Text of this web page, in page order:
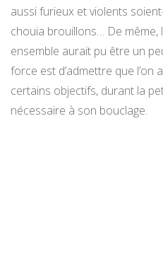
aussi furieux et violents
chouia brouillons… De
ensemble aurait pu être un
force est d’admettre que l’on
certains objectifs, durant la
nécessaire à son bouclage.